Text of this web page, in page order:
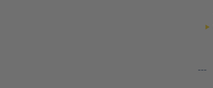
---